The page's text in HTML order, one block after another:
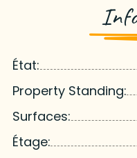
État:
Property Standing:
Surfaces:
Étage: